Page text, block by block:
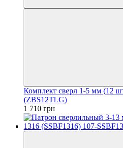
Комплект сверл 1-5 мм (12
(ZBS12TLG)
1 710 грн